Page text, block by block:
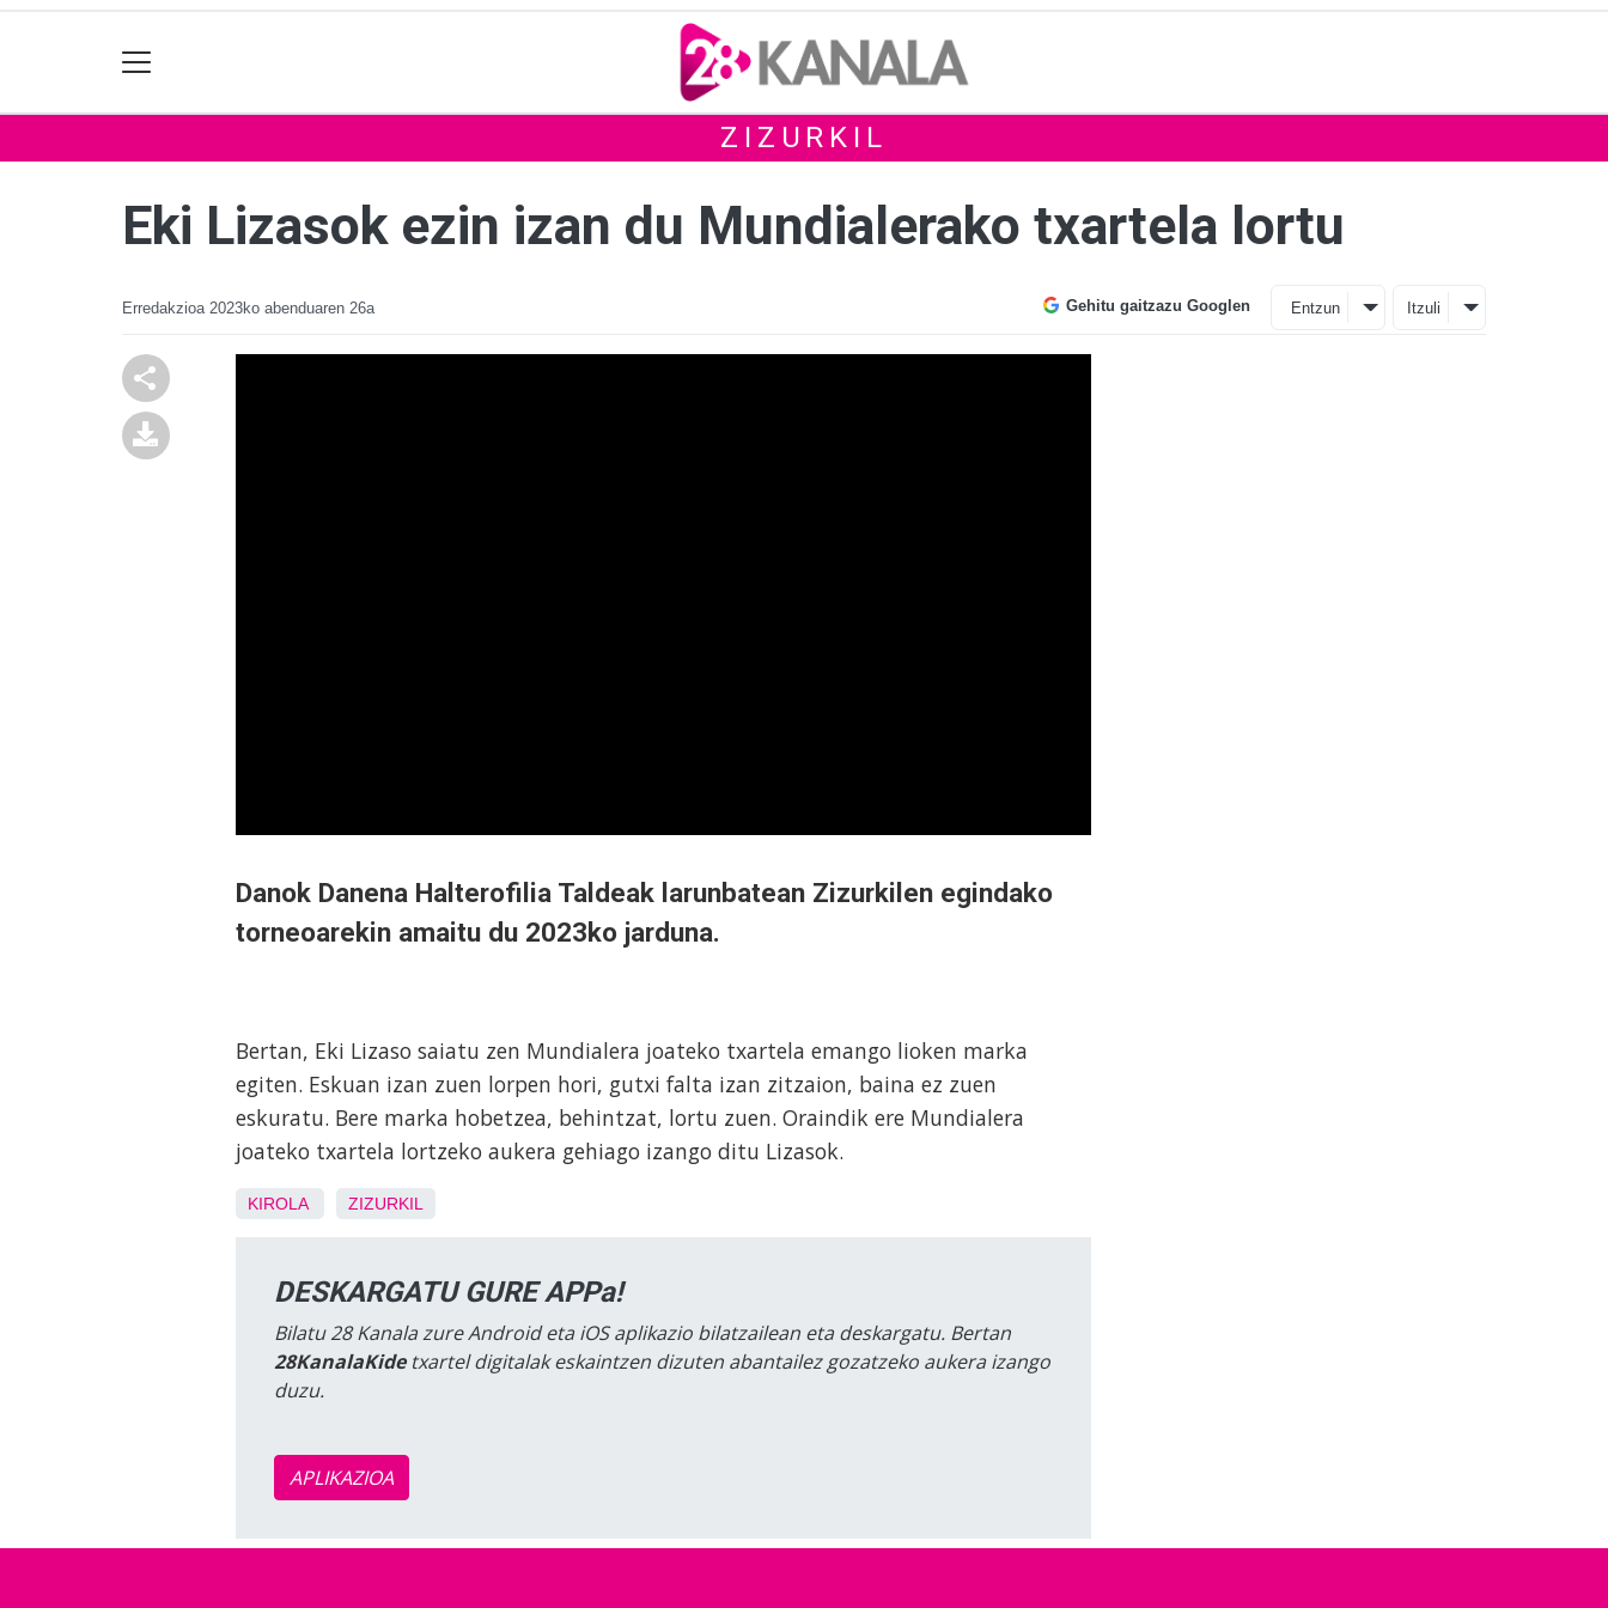
ZIZURKIL
Eki Lizasok ezin izan du Mundialerako txartela lortu
Erredakzioa 2023ko abenduaren 26a Gehitu gaitzazu Googlen Entzun Itzuli
Danok Danena Halterofilia Taldeak larunbatean Zizurkilen egindako
torneoarekin amaitu du 2023ko jarduna.
Bertan, Eki Lizaso saiatu zen Mundialera joateko txartela emango lioken marka
egiten. Eskuan izan zuen lorpen hori, gutxi falta izan zitzaion, baina ez zuen
eskuratu. Bere marka hobetzea, behintzat, lortu zuen. Oraindik ere Mundialera
joateko txartela lortzeko aukera gehiago izango ditu Lizasok.
KIROLA ZIZURKIL
DESKARGATU GURE APPa!
Bilatu 28 Kanala zure Android eta iOS aplikazio bilatzailean eta deskargatu. Bertan
28KanalaKidetxartel digitalak eskaintzen dizuten abantailez gozatzeko aukera izango
duzu.
APLIKAZIOA